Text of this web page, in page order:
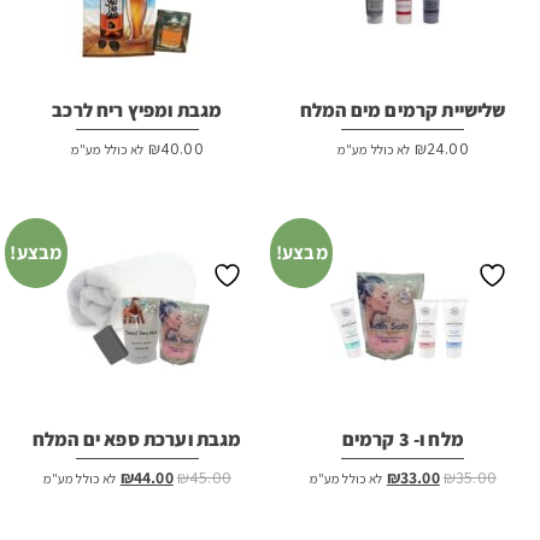
שלישיית קרמים מים המלח
₪24.00 לא כולל מע"מ
מגבת ומפיץ ריח לרכב
₪40.00 לא כולל מע"מ
מבצע!
מלח ו- 3 קרמים
₪35.00
המחיר₪33.00 המחיר
לא כולל מע"מ
מבצע!
מגבת וערכת ספא ים המלח
₪45.00
המחיר₪44.00 המחיר
לא כולל מע"מ